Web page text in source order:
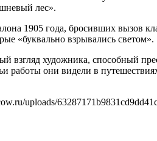
лес».
1905 года, бросивших вызов
«буквально взрывались светом».
художника, способный
работы они видели в
uploads/